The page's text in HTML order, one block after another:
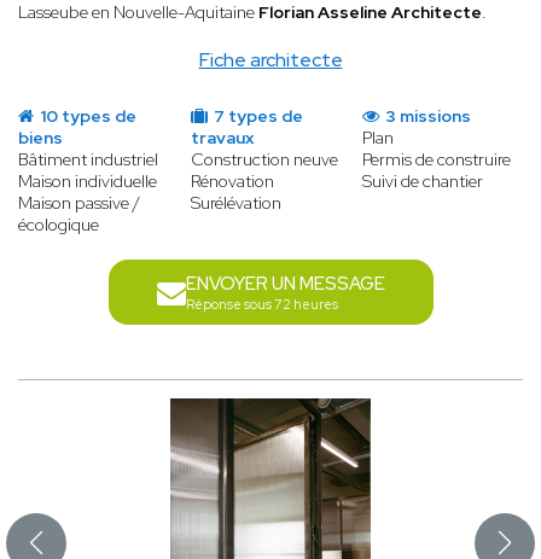
Fiche architecte
Lasseube en Nouvelle-Aquitaine Florian Asseline Architecte.
10 types de
biens
Bâtiment industriel
Maison individuelle
Maison passive /
écologique
7 types de
travaux
Construction neuve
Rénovation
Surélévation
3 missions
Plan
Permis de construire
Suivi de chantier
ENVOYER UN MESSAGE
Réponse sous 72 heures